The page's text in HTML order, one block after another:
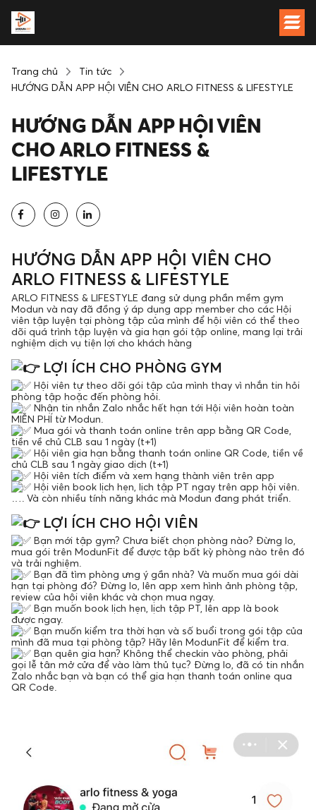
Trang chủ
Tin tức
HƯỚNG DẪN APP HỘI VIÊN CHO ARLO FITNESS & LIFESTYLE
HƯỚNG DẪN APP HỘI VIÊN
CHO ARLO FITNESS &
LIFESTYLE
HƯỚNG DẪN APP HỘI VIÊN CHO
ARLO FITNESS & LIFESTYLE
ARLO FITNESS & LIFESTYLE đang sử dụng phần mềm gym
Modun và nay đã đồng ý áp dụng app member cho các Hội
viên tập luyện tại phòng tập của mình để hội viên có thể theo
dõi quá trình tập luyện và gia hạn gói tập online, mang lại trải
nghiệm dịch vụ tiện lợi cho khách hàng
LỢI ÍCH CHO PHÒNG GYM
Hội viên tự theo dõi gói tập của mình thay vì nhắn tin hỏi
phòng tập hoặc đến phòng hỏi.
Nhận tin nhắn Zalo nhắc hết hạn tới Hội viên hoàn toàn
MIỄN PHÍ từ Modun.
Mua gói và thanh toán online trên app bằng QR Code,
tiền về chủ CLB sau 1 ngày (t+1)
Hội viên gia hạn bằng thanh toán online QR Code, tiền về
chủ CLB sau 1 ngày giao dịch (t+1)
Hội viên tích điểm và xem hạng thành viên trên app
Hội viên book lịch hẹn, lịch tập PT ngay trên app hội viên.
…. Và còn nhiều tính năng khác mà Modun đang phát triển.
LỢI ÍCH CHO HỘI VIÊN
Bạn mới tập gym? Chưa biết chọn phòng nào? Đừng lo,
mua gói trên ModunFit để được tập bất kỳ phòng nào trên đó
và trải nghiệm.
Bạn đã tìm phòng ưng ý gần nhà? Và muốn mua gói dài
hạn tại phòng đó? Đừng lo, lên app xem hình ảnh phòng tập,
review của hội viên khác và chọn mua ngay.
Bạn muốn book lịch hẹn, lịch tập PT, lên app là book
được ngay.
Bạn muốn kiểm tra thời hạn và số buổi trong gói tập của
mình đã mua tại phòng tập? Hãy lên ModunFit để kiểm tra.
Bạn quên gia hạn? Không thể checkin vào phòng, phải
gọi lễ tân mở cửa để vào làm thủ tục? Đừng lo, đã có tin nhắn
Zalo nhắc bạn và bạn có thể gia hạn thanh toán online qua
QR Code.